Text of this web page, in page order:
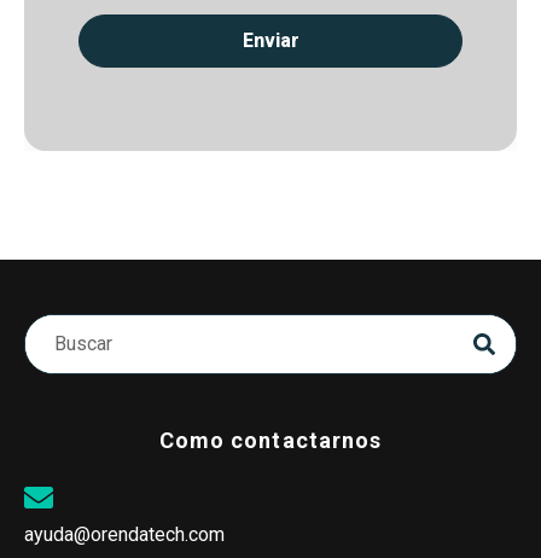
Como contactarnos
ayuda@orendatech.com